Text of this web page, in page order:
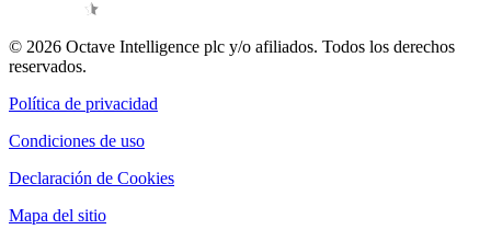
© 2026 Octave Intelligence plc y/o afiliados. Todos los derechos
reservados.
Política de privacidad
Condiciones de uso
Declaración de Cookies
Mapa del sitio